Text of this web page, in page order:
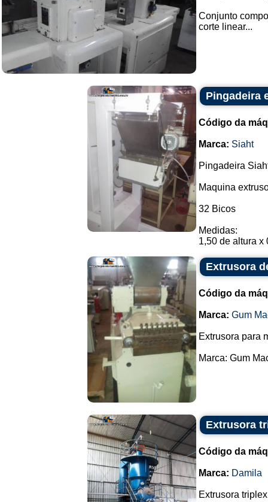
Conjunto
corte linear...
Pingadeira
Código da
Marca: Siaht
Pingadeira
Maquina
32 Bicos
Medidas:
1,50 de altura x
Extrusora
Código da
Marca: Gum
Extrusora para
Marca: Gum
Extrusora
Código da
Marca: Damila
Extrusora